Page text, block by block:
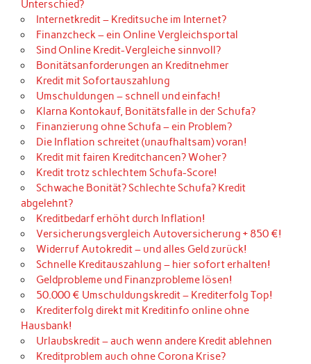
Unterschied?
Internetkredit – Kreditsuche im Internet?
Finanzcheck – ein Online Vergleichsportal
Sind Online Kredit-Vergleiche sinnvoll?
Bonitätsanforderungen an Kreditnehmer
Kredit mit Sofortauszahlung
Umschuldungen – schnell und einfach!
Klarna Kontokauf, Bonitätsfalle in der Schufa?
Finanzierung ohne Schufa – ein Problem?
Die Inflation schreitet (unaufhaltsam) voran!
Kredit mit fairen Kreditchancen? Woher?
Kredit trotz schlechtem Schufa-Score!
Schwache Bonität? Schlechte Schufa? Kredit
abgelehnt?
Kreditbedarf erhöht durch Inflation!
Versicherungsvergleich Autoversicherung + 850 €!
Widerruf Autokredit – und alles Geld zurück!
Schnelle Kreditauszahlung – hier sofort erhalten!
Geldprobleme und Finanzprobleme lösen!
50.000 € Umschuldungskredit – Krediterfolg Top!
Krediterfolg direkt mit Kreditinfo online ohne
Hausbank!
Urlaubskredit – auch wenn andere Kredit ablehnen
Kreditproblem auch ohne Corona Krise?